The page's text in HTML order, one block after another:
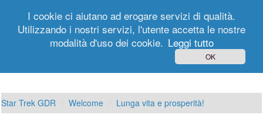
Registrati
Star Trek GDR Welcome Lunga vita e prosperità!
I cookie ci aiutano ad erogare servizi di qualità.
Utilizzando i nostri servizi, l'utente accetta le nostre
modalità d'uso dei cookie. Leggi tutto
OK